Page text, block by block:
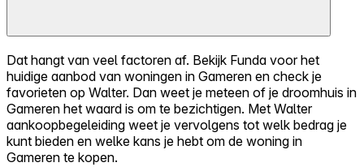
Dat hangt van veel factoren af. Bekijk Funda voor het
huidige aanbod van woningen in Gameren en check je
favorieten op Walter. Dan weet je meteen of je droomhuis in
Gameren het waard is om te bezichtigen. Met Walter
aankoopbegeleiding weet je vervolgens tot welk bedrag je
kunt bieden en welke kans je hebt om de woning in
Gameren te kopen.